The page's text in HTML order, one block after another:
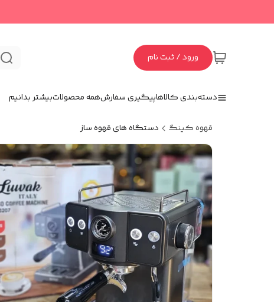
ورود / ثبت نام
دسته‌بندی کالاهاپیگیری سفارشهمه محصولاتبیشتر بدانیم
قهوه کینگ دستگاه های قهوه ساز